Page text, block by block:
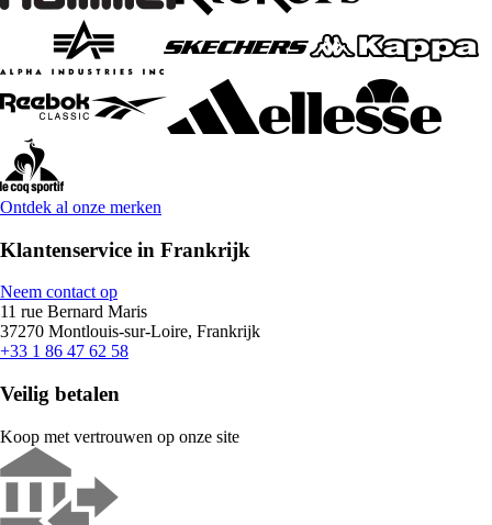
Ontdek al onze merken
Klantenservice in Frankrijk
Neem contact op
11 rue Bernard Maris
37270 Montlouis-sur-Loire, Frankrijk
+33 1 86 47 62 58
Veilig betalen
Koop met vertrouwen op onze site